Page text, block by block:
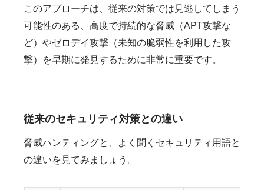
このアプローチは、従来の対策では見逃してしまう
可能性のある、高度で持続的な脅威（APT攻撃な
ど）やゼロデイ攻撃（未知の脆弱性を利用した攻
撃）を早期に発見するために非常に重要です。
従来のセキュリティ対策との違い
脅威ハンティングと、よく聞くセキュリティ用語と
の違いを見てみましょう。